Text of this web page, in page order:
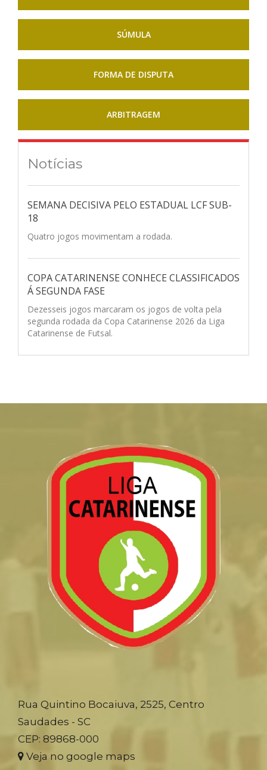
SÚMULA
FORMA DE DISPUTA
ARBITRAGEM
Notícias
SEMANA DECISIVA PELO ESTADUAL LCF SUB-
18
Quatro jogos movimentam a rodada.
COPA CATARINENSE CONHECE CLASSIFICADOS
Á SEGUNDA FASE
Dezesseis jogos marcaram os jogos de volta pela
segunda rodada da Copa Catarinense 2026 da Liga
Catarinense de Futsal.
Rua Quintino Bocaiuva, 2525, Centro
Saudades - SC
CEP: 89868-000
Veja no google maps